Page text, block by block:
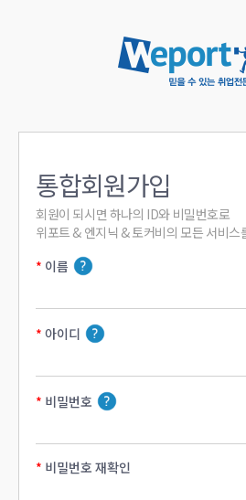
통합회원가입
회원이 되시면 하나의 ID와 비밀번호로
위포트 & 엔지닉 & 토커비의 모든 서비스
이름
아이디
비밀번호
비밀번호 재확인